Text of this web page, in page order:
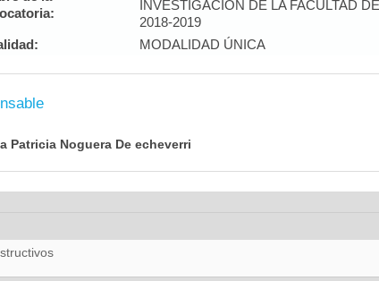
INVESTIGACIÓN DE LA FACULTAD
2018-2019
MODALIDAD ÚNICA
Patricia Noguera De echeverri